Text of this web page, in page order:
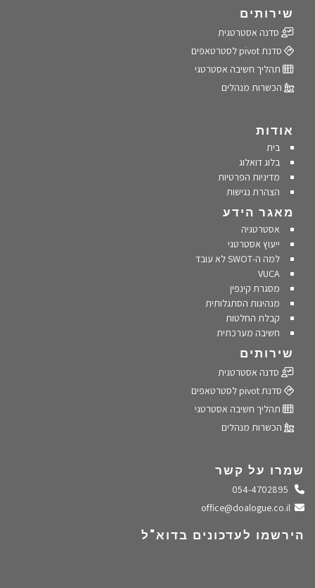
שירותים
סדנה אסטרטגית
סדנת pivot לסטרטאפים
תהליך חשיבה אסטרטגי
הכשרות מנהלים
אודות
בית
בלוג דואלוג
מדיניות הפרטיות
הצהרת נגישות
מאגר הידע
אסטרטגיה
ייעוץ אסטרטגי
למה ה-SWOT לא עובד
VUCA
מסגרת קינפין
מנהיגות הסתגלותית
קבלת החלטות
חשיבה מערכתית
שירותים
סדנה אסטרטגית
סדנת pivot לסטרטאפים
תהליך חשיבה אסטרטגי
הכשרות מנהלים
שמרו על קשר
התקשרו אלינו
שלחו מייל
הירשמו לעדכונים בדוא"ל